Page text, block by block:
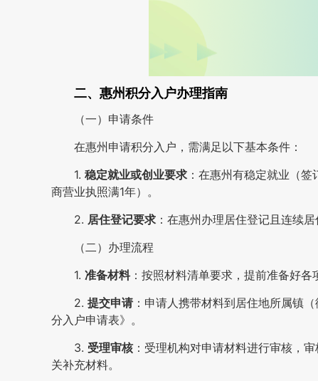
二、惠州积分入户办理指南
（一）申请条件
在惠州申请积分入户，需满足以下基本条件：
1. 稳定就业或创业要求 ：在惠州有稳定就业（
商营业执照满1年）。
2. 居住登记要求 ：在惠州办理居住登记且连续居
（二）办理流程
1. 准备材料：按照材料清单要求，提前准备好各
2. 提交申请：申请人携带材料到居住地所属镇
分入户申请表》。
3. 受理审核：受理机构对申请材料进行审核，
关补充材料。